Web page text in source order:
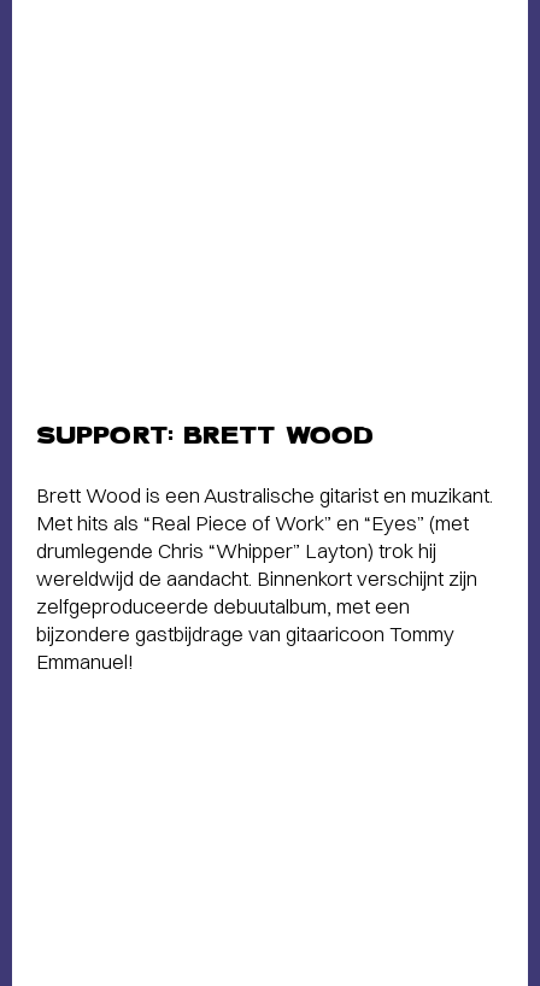
SUPPORT: BRETT WOOD
Brett Wood is een Australische gitarist en muzikant.
Met hits als “Real Piece of Work” en “Eyes” (met
drumlegende Chris “Whipper” Layton) trok hij
wereldwijd de aandacht. Binnenkort verschijnt zijn
zelfgeproduceerde debuutalbum, met een
bijzondere gastbijdrage van gitaaricoon Tommy
Emmanuel!